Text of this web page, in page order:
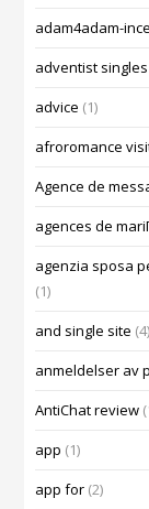
adam4adam-
adventist
advice (1)
afroromance
Agence de
agences de
agenzia sposa
(1)
and single site (4)
anmeldelser av
AntiChat review
app (1)
app for (2)